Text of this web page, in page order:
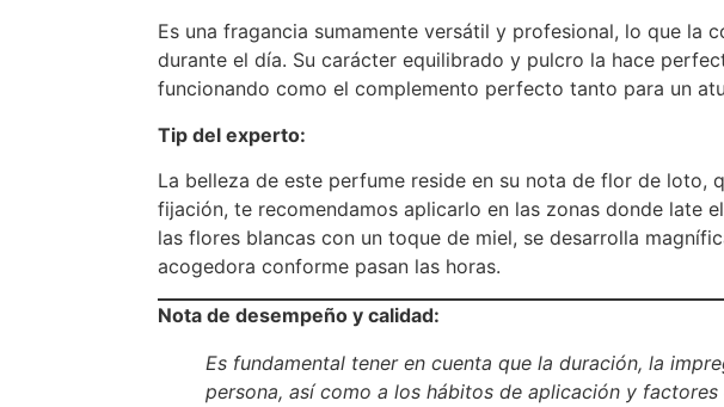
Es una fragancia sumamente versátil y profesional, lo que
durante el día. Su carácter equilibrado y pulcro la hace
funcionando como el complemento perfecto tanto para un
Tip del experto:
La belleza de este perfume reside en su nota de flor de loto,
fijación, te recomendamos aplicarlo en las zonas donde late
las flores blancas con un toque de miel, se desarrolla
acogedora conforme pasan las horas.
Nota de desempeño y calidad:
Es fundamental tener en cuenta que la duración, la
persona, así como a los hábitos de aplicación y